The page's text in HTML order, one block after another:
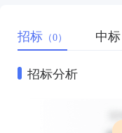
招标 （0） 中标
招标分析